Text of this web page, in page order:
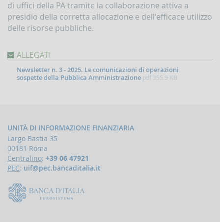
Contrasto
all'attività
dei
minacciano
la
pace
schemi
comunicazioni
inerenti
profili
anomalia
Criteri
di uffici della PA tramite la collaborazione attiva a
presidio della corretta allocazione e dell'efficace utilizzo
delle risorse pubbliche.
ALLEGATI
Newsletter n. 3 - 2025. Le comunicazioni di operazioni
sospette della Pubblica Amministrazione pdf 355.9 KB
UNITÀ DI INFORMAZIONE FINANZIARIA
Largo Bastia 35
00181 Roma
Centralino: +39 06 47921
PEC: uif@pec.bancaditalia.it